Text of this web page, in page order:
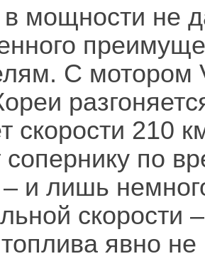
мощности не
С мотором
скорости 210
сопернику по
и лишь
скорости
явно